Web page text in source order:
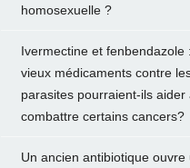
homosexuelle ?
Ivermectine et fenbendazole
vieux médicaments contre
parasites pourraient-ils aider
combattre certains cancers?
Un ancien antibiotique ouvre